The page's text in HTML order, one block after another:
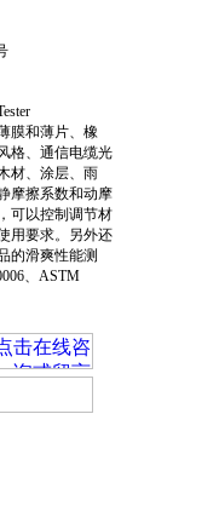
膜和薄片、橡
格、通信电缆光
材、涂层、雨
摩擦系数和动摩
可以控制调节材
用要求。另外还
的滑爽性能测
、ASTM